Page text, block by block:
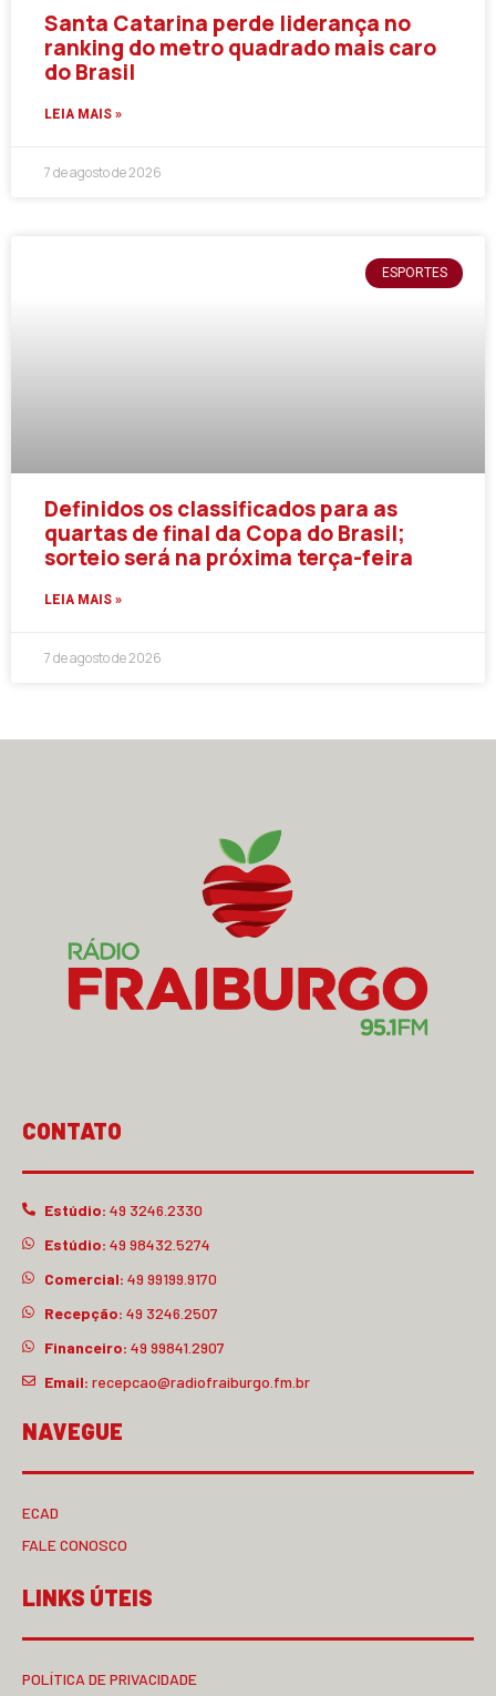
Santa Catarina perde liderança no
ranking do metro quadrado mais caro
do Brasil
LEIA MAIS »
7 de agosto de 2026
ESPORTES
Definidos os classificados para as
quartas de final da Copa do Brasil;
sorteio será na próxima terça-feira
LEIA MAIS »
7 de agosto de 2026
CONTATO
Estúdio: 49 3246.2330
Estúdio: 49 98432.5274
Comercial: 49 99199.9170
Recepção: 49 3246.2507
Financeiro: 49 99841.2907
Email: recepcao@radiofraiburgo.fm.br
NAVEGUE
ECAD
FALE CONOSCO
LINKS ÚTEIS
POLÍTICA DE PRIVACIDADE